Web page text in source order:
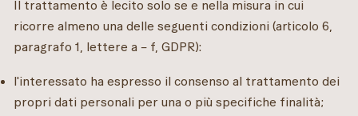
Il trattamento è lecito solo se e nella misura in cui
ricorre almeno una delle seguenti condizioni (articolo 6,
paragrafo 1, lettere a – f, GDPR):
l'interessato ha espresso il consenso al trattamento dei
propri dati personali per una o più specifiche finalità;